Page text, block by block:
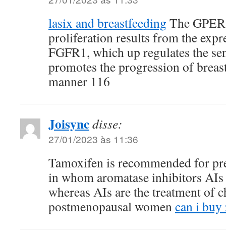
lasix and breastfeeding The
proliferation results from the
FGFR1, which up regulates the
promotes the progression of
manner 116
Joisyncdisse:
27/01/2023 às 11:36
Tamoxifen is recommended for
in whom aromatase inhibitors
whereas AIs are the treatment of
postmenopausal womencan i